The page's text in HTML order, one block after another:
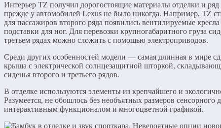
Интерьер TZ получил дорогостоящие материалы отделки и
прежде у автомобилей Lexus не было никогда. Например, TZ
для пассажиров второго ряда появились вентилируемые
подставки для ног. Для перевозки крупногабаритного груза
третьем рядах можно сложить с помощью электроприводов.
Среди других особенностей модели — самая длинная в мире
крыша с электрической солнцезащитной шторкой,
сиденья второго и третьего рядов.
В отделке используются элементы из крепчайшего и
Разумеется, не обошлось без необъятных размеров сенсорного
интерактивным функционалом и многоцветной графикой.